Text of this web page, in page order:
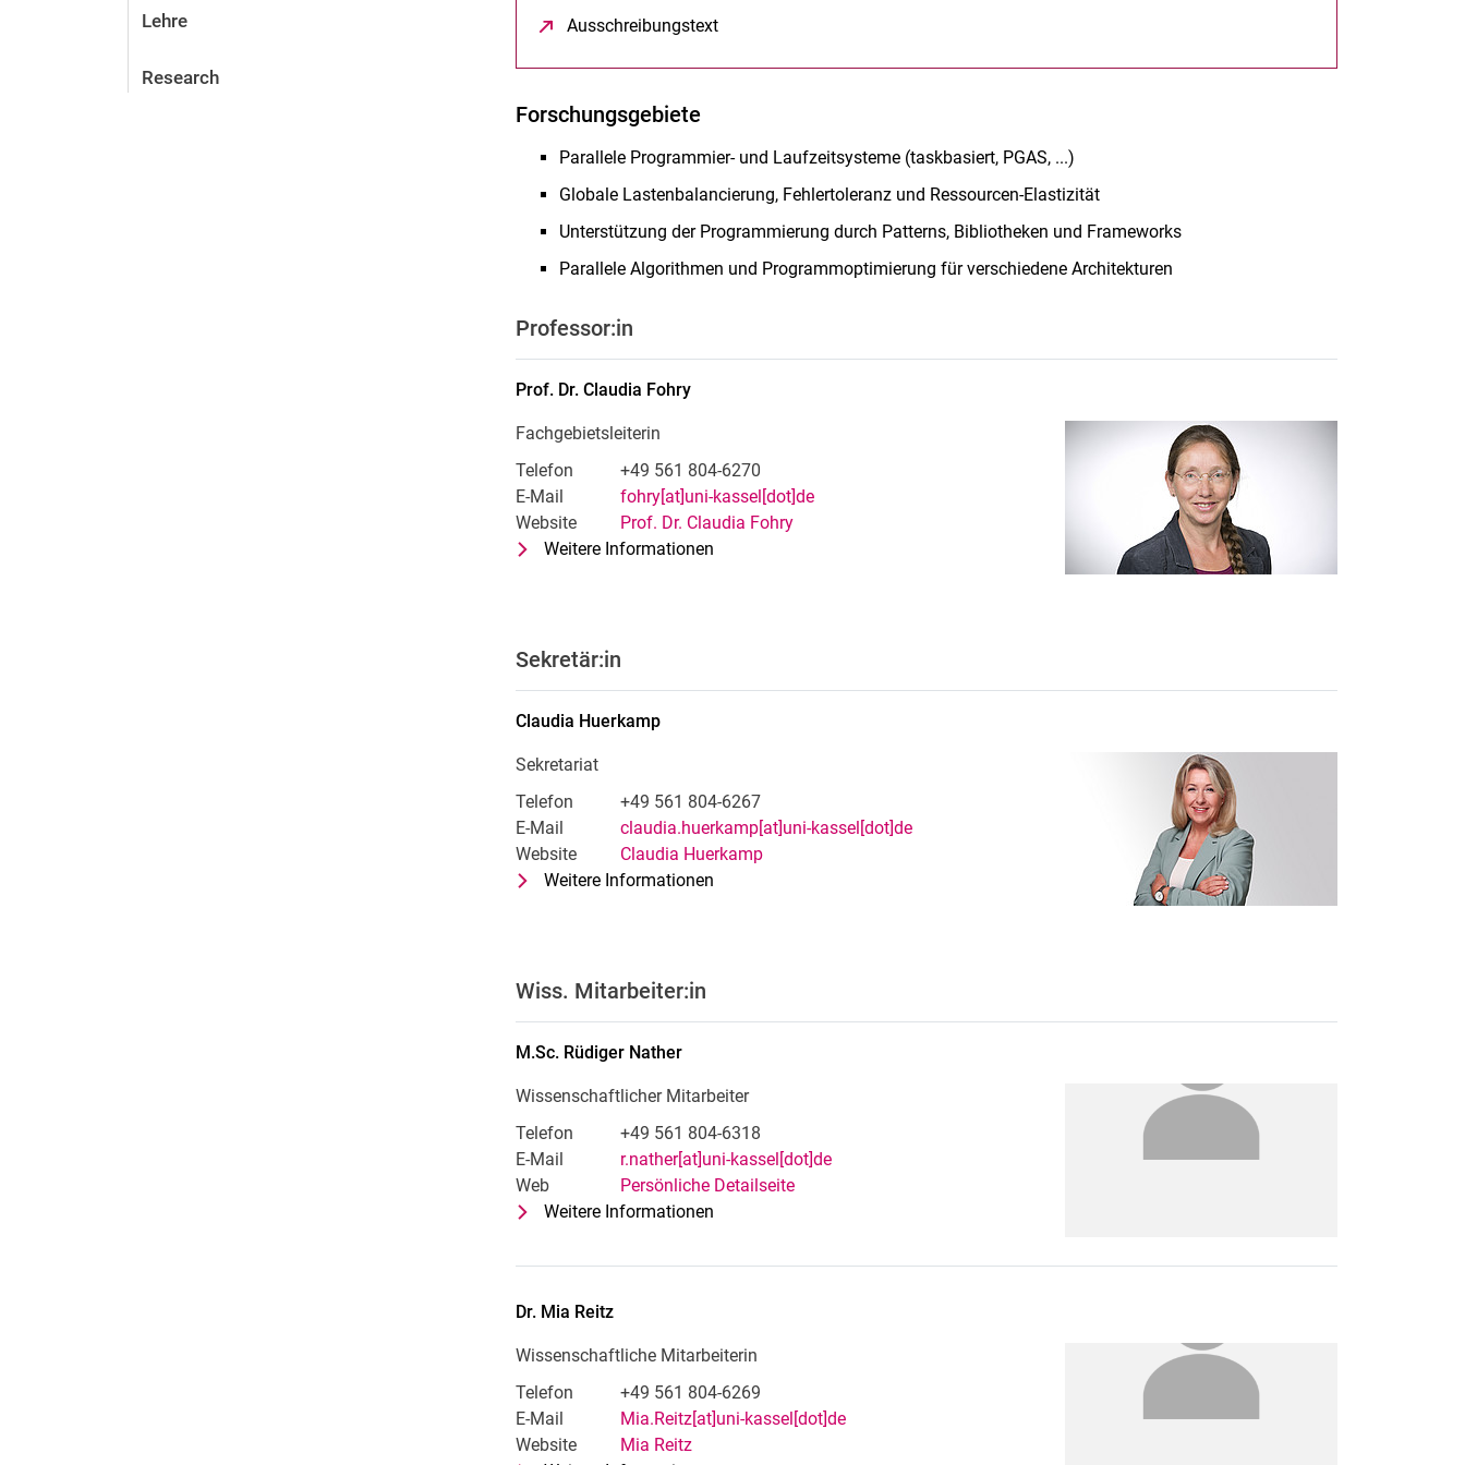
Lehre
Research
Ausschreibungstext
Forschungsgebiete
Parallele Programmier- und Laufzeitsysteme (taskbasiert, PGAS, ...)
Globale Lastenbalancierung, Fehlertoleranz und Ressourcen-Elastizität
Unterstützung der Programmierung durch Patterns, Bibliotheken und Frameworks
Parallele Algorithmen und Programmoptimierung für verschiedene Architekturen
Professor:in
Prof. Dr.Claudia Fohry
Fachgebietsleiterin
Telefon
+49 561 804-6270
E-Mail
fohry[at]uni-kassel[dot]de
Website
Prof. Dr. Claudia Fohry
Weitere Informationen
Sekretär:in
Claudia Huerkamp
Sekretariat
Telefon
+49 561 804-6267
E-Mail
claudia.huerkamp[at]uni-kassel[dot]de
Website
Claudia Huerkamp
Weitere Informationen
Wiss. Mitarbeiter:in
M.Sc. Rüdiger Nather
Wissenschaftlicher Mitarbeiter
Telefon
+49 561 804-6318
E-Mail
r.nather[at]uni-kassel[dot]de
Web
Persönliche Detailseite
Weitere Informationen
Dr. Mia Reitz
Wissenschaftliche Mitarbeiterin
Telefon
+49 561 804-6269
E-Mail
Mia.Reitz[at]uni-kassel[dot]de
Website
Mia Reitz